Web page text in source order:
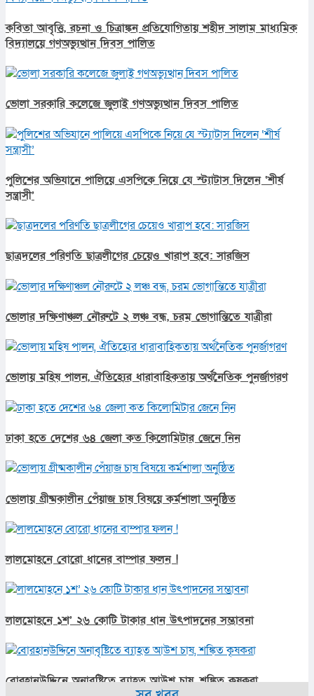
কবিতা আবৃত্তি, রচনা ও চিত্রাঙ্কন প্রতিযোগিতায় শহীদ সালাম মাধ্যমিক
বিদ্যালয়ে গণঅভ্যুত্থান দিবস পালিত
ভোলা সরকারি কলেজে জুলাই গণঅভ্যুত্থান দিবস পালিত
পুলিশের অভিযানে পালিয়ে এসপিকে নিয়ে যে স্ট্যাটাস দিলেন ‘শীর্ষ
সন্ত্রাসী’
ছাত্রদলের পরিণতি ছাত্রলীগের চেয়েও খারাপ হবে: সারজিস
ভোলার দক্ষিণাঞ্চল নৌরুটে ২ লঞ্চ বন্ধ, চরম ভোগান্তিতে যাত্রীরা
ভোলায় মহিষ পালন, ঐতিহ্যের ধারাবাহিকতায় অর্থনৈতিক পুনর্জাগরণ
ঢাকা হতে দেশের ৬৪ জেলা কত কিলোমিটার জেনে নিন
ভোলায় গ্রীষ্মকালীন পেঁয়াজ চাষ বিষয়ে কর্মশালা অনুষ্ঠিত
লালমোহনে বোরো ধানের বাম্পার ফলন !
লালমোহনে ১শ’ ২৬ কোটি টাকার ধান উৎপাদনের সম্ভাবনা
বোরহানউদ্দিনে অনাবৃষ্টিতে ব্যাহত আউশ চাষ, শঙ্কিত কৃষকরা